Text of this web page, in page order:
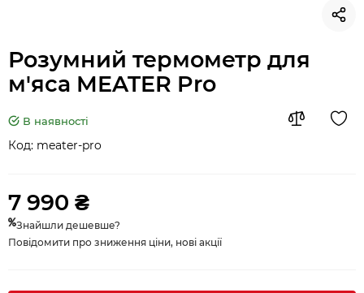
Розумний термометр для
м'яса MEATER Pro
В наявності
Код: meater-pro
7 990 ₴
Знайшли дешевше?
Повідомити про зниження ціни, нові акції